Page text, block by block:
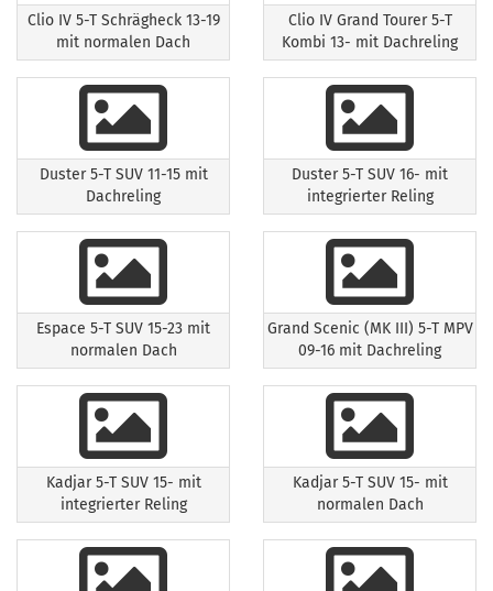
Clio IV 5-T Schrägheck 13-19
mit normalen Dach
Clio IV Grand Tourer 5-T
Kombi 13- mit Dachreling
Duster 5-T SUV 11-15 mit
Dachreling
Duster 5-T SUV 16- mit
integrierter Reling
Espace 5-T SUV 15-23 mit
normalen Dach
Grand Scenic (MK III) 5-T MPV
09-16 mit Dachreling
Kadjar 5-T SUV 15- mit
integrierter Reling
Kadjar 5-T SUV 15- mit
normalen Dach